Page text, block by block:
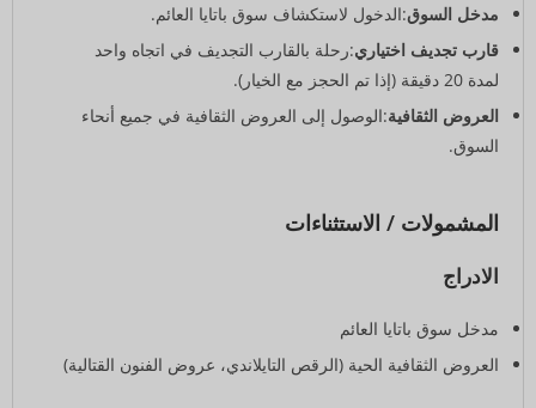
مدخل السوق:الدخول لاستكشاف سوق باتايا العائم.
قارب تجديف اختياري:رحلة بالقارب التجديف في اتجاه واحد
لمدة 20 دقيقة (إذا تم الحجز مع الخيار).
العروض الثقافية:الوصول إلى العروض الثقافية في جميع أنحاء
السوق.
المشمولات / الاستثناءات
الادراج
مدخل سوق باتايا العائم
العروض الثقافية الحية (الرقص التايلاندي، عروض الفنون القتالية)